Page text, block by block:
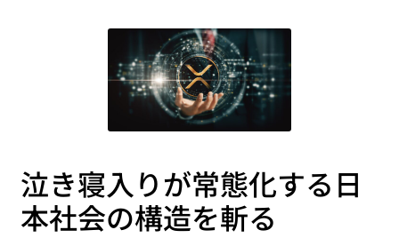
泣き寝入りが常態化する日
本社会の構造を斬る